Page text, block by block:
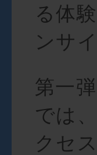
る体
ンサ
第一
では
クセ